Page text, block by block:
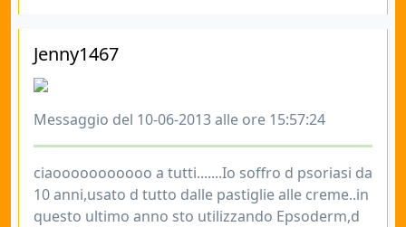
Jenny1467
Messaggio del 10-06-2013 alle ore 15:57:24
ciaooooooooooo a tutti.......Io soffro d psoriasi da
10 anni,usato d tutto dalle pastiglie alle creme..in
questo ultimo anno sto utilizzando Epsoderm,d